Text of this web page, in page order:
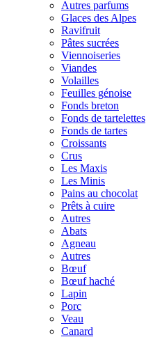
Autres parfums
Glaces des Alpes
Ravifruit
Pâtes sucrées
Viennoiseries
Viandes
Volailles
Feuilles génoise
Fonds breton
Fonds de tartelettes
Fonds de tartes
Croissants
Crus
Les Maxis
Les Minis
Pains au chocolat
Prêts à cuire
Autres
Abats
Agneau
Autres
Bœuf
Bœuf haché
Lapin
Porc
Veau
Canard